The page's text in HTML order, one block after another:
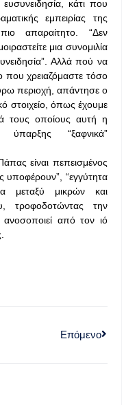
κάτι που
εμπειρίας της
απαραίτητο. “Δεν
μια συνομιλία
Αλλά πού να
χρειαζόμαστε τόσο
περιοχή, απάντησε ο
στοιχείο, όπως έχουμε
τους οποίους αυτή η
“ξαφνικά”
είναι πεπεισμένος
υποφέρουν”, “εγγύτητα
μεταξύ μικρών και
τροφοδοτώντας την
από τον ιό
Επόμενο